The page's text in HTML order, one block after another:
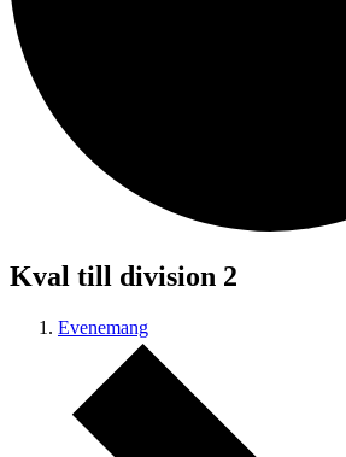
Kval till division 2
Evenemang